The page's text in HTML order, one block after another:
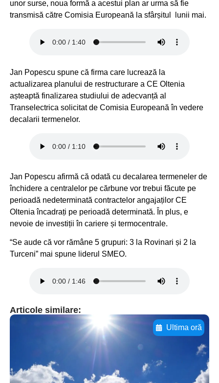
unor surse, noua formă a acestui plan ar urma să fie
transmisă către Comisia Europeană la sfârșitul lunii mai.
Jan Popescu spune că firma care lucrează la
actualizarea planului de restructurare a CE Oltenia
așteaptă finalizarea studiului de adecvanță al
Transelectrica solicitat de Comisia Europeană în vedere
decalarii termenelor.
Jan Popescu afirmă că odată cu decalarea termeneler de
închidere a centralelor pe cărbune vor trebui făcute pe
perioadă nedeterminată contractelor angajaților CE
Oltenia încadrați pe perioadă determinată. În plus, e
nevoie de investiții în cariere și termocentrale.
“Se aude că vor rămâne 5 grupuri: 3 la Rovinari și 2 la
Turceni” mai spune liderul SMEO.
Articole similare:
Ultima oră
Adaugă aici textul pentru
subtitluAdaugă aici
textul pentru